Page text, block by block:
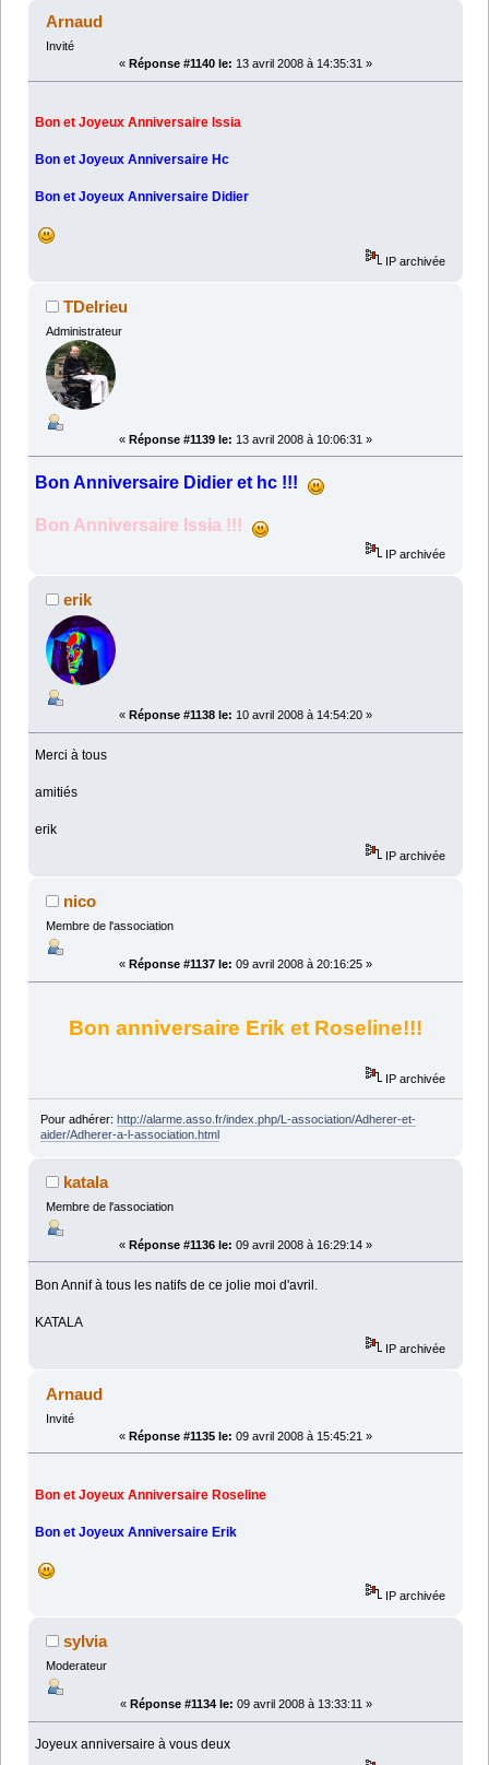
Arnaud
Invité
« Réponse #1140 le: 13 avril 2008 à 14:35:31 »
Bon et Joyeux Anniversaire Issia
Bon et Joyeux Anniversaire Hc
Bon et Joyeux Anniversaire Didier
IP archivée
TDelrieu
Administrateur
« Réponse #1139 le: 13 avril 2008 à 10:06:31 »
Bon Anniversaire Didier et hc !!!
Bon Anniversaire Issia !!!
IP archivée
erik
« Réponse #1138 le: 10 avril 2008 à 14:54:20 »
Merci à tous
amitiés
erik
IP archivée
nico
Membre de l'association
« Réponse #1137 le: 09 avril 2008 à 20:16:25 »
Bon anniversaire Erik et Roseline!!!
IP archivée
Pour adhérer: http://alarme.asso.fr/index.php/L-association/Adherer-et-
aider/Adherer-a-l-association.html
katala
Membre de l'association
« Réponse #1136 le: 09 avril 2008 à 16:29:14 »
Bon Annif à tous les natifs de ce jolie moi d'avril.
KATALA
IP archivée
Arnaud
Invité
« Réponse #1135 le: 09 avril 2008 à 15:45:21 »
Bon et Joyeux Anniversaire Roseline
Bon et Joyeux Anniversaire Erik
IP archivée
sylvia
Moderateur
« Réponse #1134 le: 09 avril 2008 à 13:33:11 »
Joyeux anniversaire à vous deux